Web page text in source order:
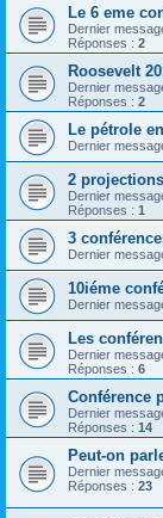
Le 6 eme
Dernier
Réponses : 2
Roosevelt
Dernier
Réponses : 2
Le pétrole
Dernier
2
Dernier
Réponses : 1
3
Dernier
10iéme
Dernier
Les
Dernier
Réponses : 6
Conférence
Dernier
Réponses : 14
Peut-on
Dernier
Réponses : 23